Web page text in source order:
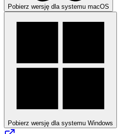
Pobierz wersję dla systemu macOS
Pobierz wersję dla systemu Windows